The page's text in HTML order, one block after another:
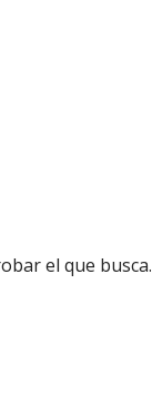
el que busca.